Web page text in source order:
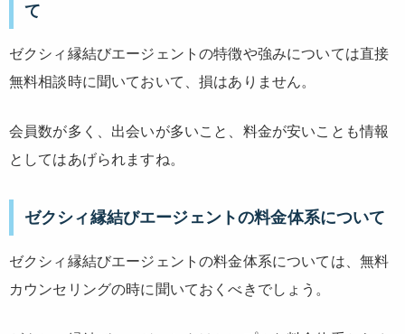
て
ゼクシィ縁結びエージェントの特徴や強みについては直接
無料相談時に聞いておいて、損はありません。
会員数が多く、出会いが多いこと、料金が安いことも情報
としてはあげられますね。
ゼクシィ縁結びエージェントの料金体系について
ゼクシィ縁結びエージェントの料金体系については、無料
カウンセリングの時に聞いておくべきでしょう。